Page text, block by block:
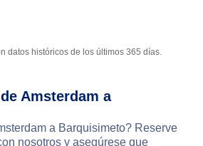
datos históricos de los últimos 365 días.
Amsterdam a
a Barquisimeto? Reserve
nosotros y asegúrese que